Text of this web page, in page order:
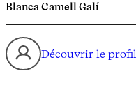
Blanca Camell Galí
Découvrir le profil